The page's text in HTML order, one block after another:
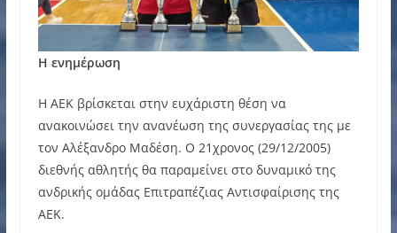
Η ενημέρωση
Η ΑΕΚ βρίσκεται στην ευχάριστη θέση να
ανακοινώσει την ανανέωση της συνεργασίας της με
τον Αλέξανδρο Μαδέση. Ο 21χρονος (29/12/2005)
διεθνής αθλητής θα παραμείνει στο δυναμικό της
ανδρικής ομάδας Επιτραπέζιας Αντισφαίρισης της
ΑΕΚ.